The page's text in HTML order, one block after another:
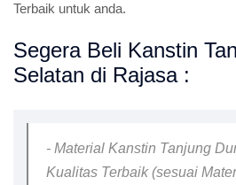
Terbaik untuk anda.
Segera Beli Kanstin
Selatan di Rajasa :
- Material Kanstin Tanjung
Kualitas Terbaik (sesuai